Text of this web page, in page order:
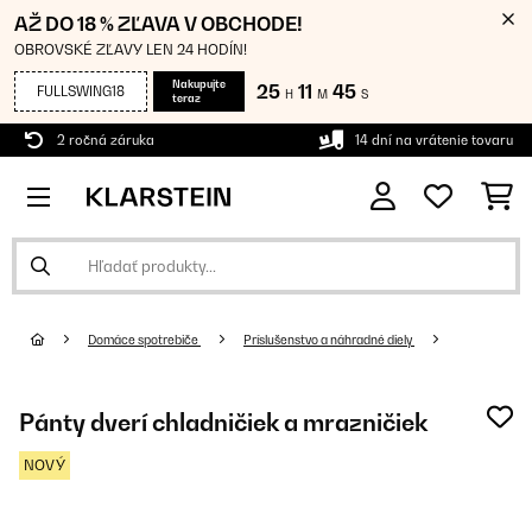
AŽ DO 18 % ZĽAVA V OBCHODE!
OBROVSKÉ ZĽAVY LEN 24 HODÍN!
FULLSWING18
Nakupujte
teraz
25 H 11 M 44 S
2 ročná záruka 14 dní na vrátenie tovaru
Domáce spotrebiče Príslušenstvo a náhradné diely
Pánty dverí chladničiek a mrazničiek
NOVÝ